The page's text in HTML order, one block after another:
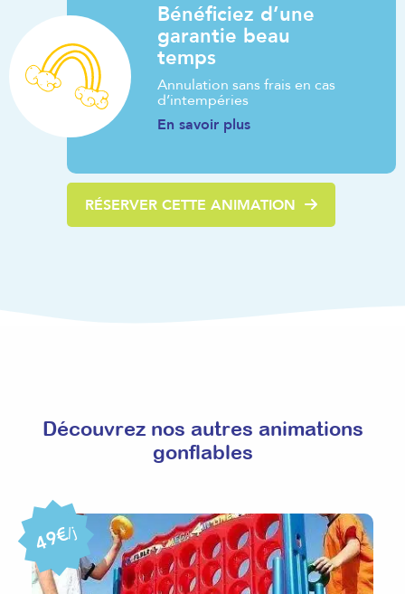
Bénéficiez d’une
garantie beau
temps
Annulation sans frais en cas
d’intempéries
En savoir plus
RÉSERVER CETTE ANIMATION
Découvrez nos autres animations
gonflables
49€/j